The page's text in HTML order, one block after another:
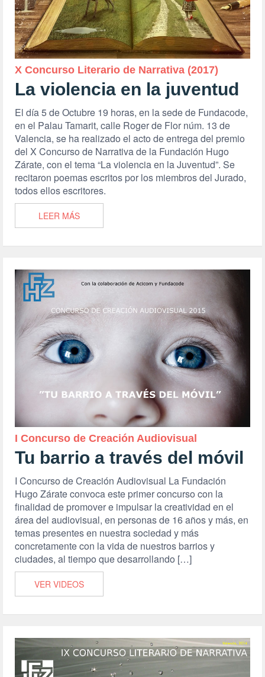
X Concurso Literario de Narrativa (2017)
La violencia en la juventud
El día 5 de Octubre 19 horas, en la sede de Fundacode,
en el Palau Tamarit, calle Roger de Flor núm. 13 de
Valencia, se ha realizado el acto de entrega del premio
del X Concurso de Narrativa de la Fundación Hugo
Zárate, con el tema “La violencia en la Juventud”. Se
recitaron poemas escritos por los miembros del Jurado,
todos ellos escritores.
LEER MÁS
I Concurso de Creación Audiovisual
Tu barrio a través del móvil
I Concurso de Creación Audiovisual La Fundación
Hugo Zárate convoca este primer concurso con la
finalidad de promover e impulsar la creatividad en el
área del audiovisual, en personas de 16 años y más, en
temas presentes en nuestra sociedad y más
concretamente con la vida de nuestros barrios y
ciudades, al tiempo que desarrollando […]
VER VIDEOS